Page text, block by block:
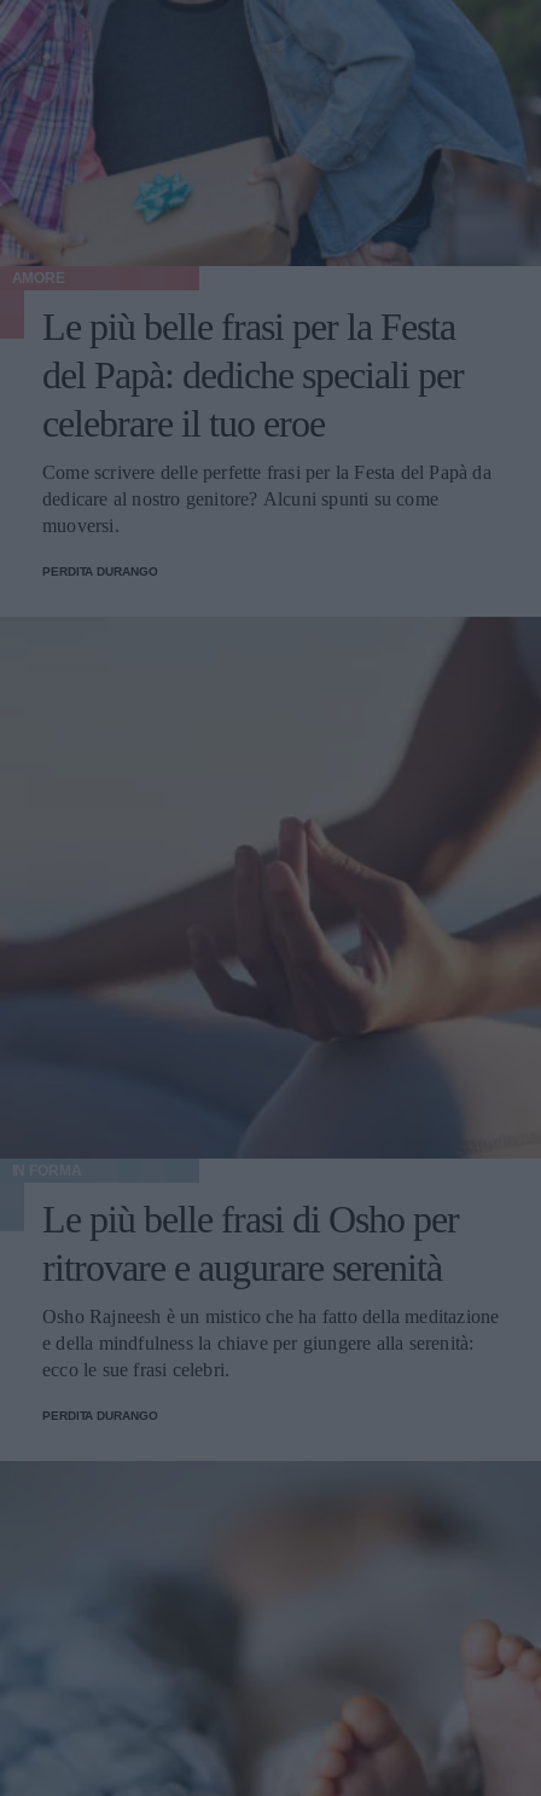
AMORE
Le più belle frasi per la Festa
del Papà: dediche speciali per
celebrare il tuo eroe
Come scrivere delle perfette frasi per la Festa del Papà da
dedicare al nostro genitore? Alcuni spunti su come
muoversi.
PERDITA DURANGO
Le più belle frasi di Osho per
ritrovare e augurare serenità
Osho Rajneesh è un mistico che ha fatto della meditazione
e della mindfulness la chiave per giungere alla serenità:
ecco le sue frasi celebri.
PERDITA DURANGO